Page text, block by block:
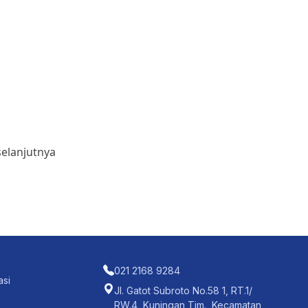
021 2168 9284
Jl. Gatot Subroto No.58 1, RT.1/
RW.4, Kuningan Tim., Kecamatan